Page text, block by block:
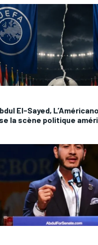
El-Sayed,
la scène politique